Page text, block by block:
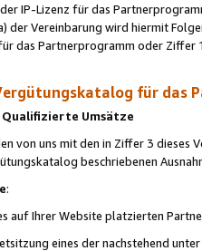
IP-Lizenz für das
der Vereinbarung wird hiermit
das Partnerprogramm oder
für das
Umsätze
von uns mit den in Ziffer 3
beschriebenen
:
auf Ihrer Website platzierten
eines der nachstehend